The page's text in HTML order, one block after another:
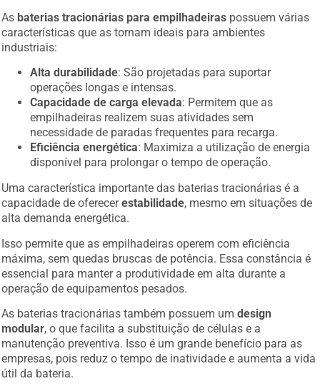
As baterias tracionárias para empilhadeiras possuem várias
características que as tornam ideais para ambientes
industriais:
Alta durabilidade: São projetadas para suportar
operações longas e intensas.
Capacidade de carga elevada: Permitem que as
empilhadeiras realizem suas atividades sem
necessidade de paradas frequentes para recarga.
Eficiência energética: Maximiza a utilização de energia
disponível para prolongar o tempo de operação.
Uma característica importante das baterias tracionárias é a
capacidade de oferecerestabilidade, mesmo em situações de
alta demanda energética.
Isso permite que as empilhadeiras operem com eficiência
máxima, sem quedas bruscas de potência. Essa constância é
essencial para manter a produtividade em alta durante a
operação de equipamentos pesados.
As baterias tracionárias também possuem umdesign
modular, o que facilita a substituição de células e a
manutenção preventiva. Isso é um grande benefício para as
empresas, pois reduz o tempo de inatividade e aumenta a vida
útil da bateria.